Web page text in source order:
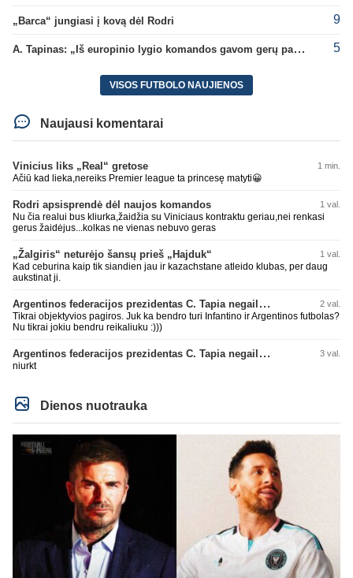
„Barca“ jungiasi į kovą dėl Rodri 9
A. Tapinas: „Iš europinio lygio komandos gavom gerų pamokų“ 5
VISOS FUTBOLO NAUJIENOS
Naujausi komentarai
Vinicius liks „Real“ gretose 1 min.
Ačiū kad lieka,nereiks Premier league ta princesę matyti😀
Rodri apsisprendė dėl naujos komandos 1 val.
Nu čia realui bus kliurka,žaidžia su Viniciaus kontraktu geriau,nei renkasi
gerus žaidėjus...kolkas ne vienas nebuvo geras
„Žalgiris“ neturėjo šansų prieš „Hajduk“ 1 val.
Kad ceburina kaip tik siandien jau ir kazachstane atleido klubas, per daug
aukstinat ji.
Argentinos federacijos prezidentas C. Tapia negailėjo pagyrų G. Infantino 2 val.
Tikrai objektyvios pagiros. Juk ka bendro turi Infantino ir Argentinos futbolas?
Nu tikrai jokiu bendru reikaliuku :)))
Argentinos federacijos prezidentas C. Tapia negailėjo pagyrų G. Infantino 3 val.
niurkt
Dienos nuotrauka